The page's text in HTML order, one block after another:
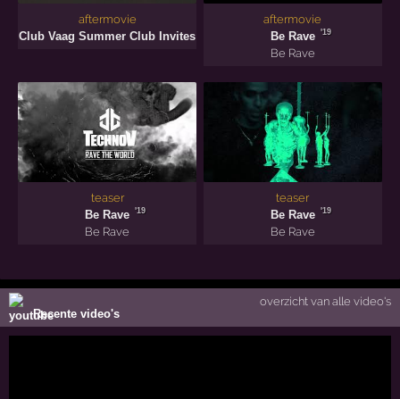
aftermovie
Club Vaag Summer Club Invites
aftermovie
Be Rave
'19
Be Rave
teaser
Be Rave
'19
Be Rave
teaser
Be Rave
'19
Be Rave
Recente video's
overzicht van alle video's